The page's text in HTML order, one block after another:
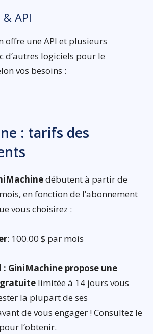
API
offre une API et plusieurs
d’autres logiciels pour le
vos besoins :
: tarifs des
débutent à partir de
en fonction de l’abonnement
vous choisirez :
: 100.00 $ par mois
GiniMachine propose une
gratuite limitée à 14 jours vous
la plupart de ses
de vous engager ! Consultez le
pour l’obtenir.